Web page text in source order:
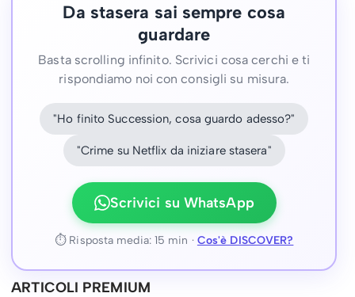
Da stasera sai sempre cosa
guardare
Basta scrolling infinito. Scrivici cosa cerchi e ti
rispondiamo noi con consigli su misura.
"Ho finito Succession, cosa guardo adesso?"
"Crime su Netflix da iniziare stasera"
Scrivici su WhatsApp
⏱ Risposta media: 15 min · Cos'è DISCOVER?
ARTICOLI PREMIUM